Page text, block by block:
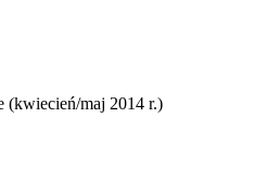
(kwiecień/maj 2014 r.)